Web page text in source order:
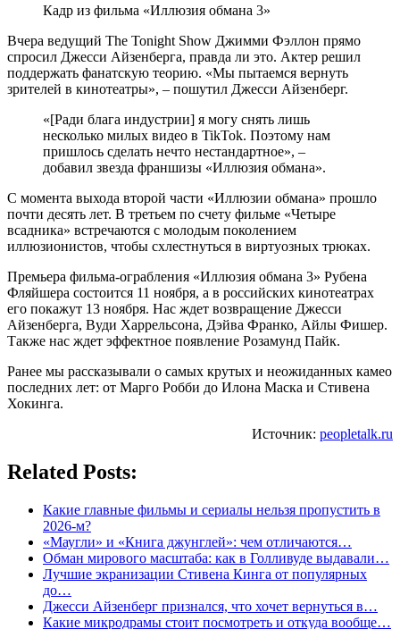
Кадр из фильма «Иллюзия обмана 3»
Вчера ведущий The Tonight Show Джимми Фэллон прямо
спросил Джесси Айзенберга, правда ли это. Актер решил
поддержать фанатскую теорию. «Мы пытаемся вернуть
зрителей в кинотеатры», – пошутил Джесси Айзенберг.
«[Ради блага индустрии] я могу снять лишь
несколько милых видео в TikTok. Поэтому нам
пришлось сделать нечто нестандартное», –
добавил звезда франшизы «Иллюзия обмана».
С момента выхода второй части «Иллюзии обмана» прошло
почти десять лет. В третьем по счету фильме «Четыре
всадника» встречаются с молодым поколением
иллюзионистов, чтобы схлестнуться в виртуозных трюках.
Премьера фильма-ограбления «Иллюзия обмана 3» Рубена
Фляйшера состоится 11 ноября, а в российских кинотеатрах
его покажут 13 ноября. Нас ждет возвращение Джесси
Айзенберга, Вуди Харрельсона, Дэйва Франко, Айлы Фишер.
Также нас ждет эффектное появление Розамунд Пайк.
Ранее мы рассказывали о самых крутых и неожиданных камео
последних лет: от Марго Робби до Илона Маска и Стивена
Хокинга.
Источник: peopletalk.ru
Related Posts:
Какие главные фильмы и сериалы нельзя пропустить в
2026-м?
«Маугли» и «Книга джунглей»: чем отличаются…
Обман мирового масштаба: как в Голливуде выдавали…
Лучшие экранизации Стивена Кинга от популярных
до…
Джесси Айзенберг признался, что хочет вернуться в…
Какие микродрамы стоит посмотреть и откуда вообще…